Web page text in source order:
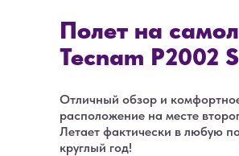
Полет на
Tecnam P2002
Отличный обзор и
расположение на месте
Летает фактически в любую
круглый год!